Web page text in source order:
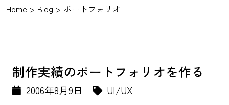
Home Blog ポートフォリオ
制作実績のポートフォリオを作る
2006年8月9日
UI/UX